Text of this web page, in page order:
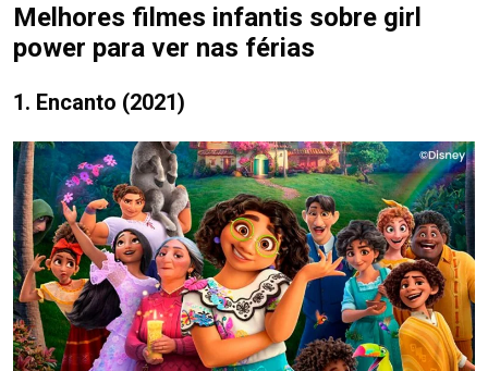
Melhores filmes infantis sobre girl
power para ver nas férias
1. Encanto (2021)